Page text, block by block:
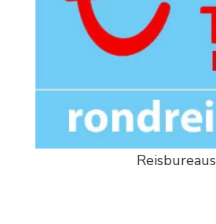
Reisbureaus